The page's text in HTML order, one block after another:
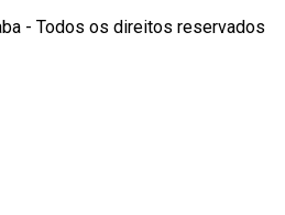
- Todos os direitos reservados